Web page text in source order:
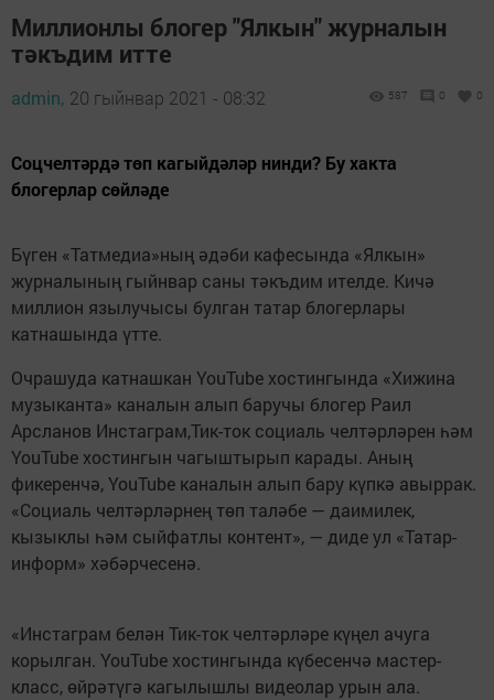
Миллионлы блогер "Ялкын" журналын
тәкъдим итте
admin, 20 гыйнвар 2021 - 08:32 587 0 0
Соцчелтәрдә төп кагыйдәләр нинди? Бу хакта
блогерлар сөйләде
Бүген «Татмедиа»ның әдәби кафесында «Ялкын»
журналының гыйнвар саны тәкъдим ителде. Кичә
миллион язылучысы булган татар блогерлары
катнашында үтте.
Очрашуда катнашкан YouTube хостингында «Хижина
музыканта» каналын алып баручы блогер Раил
Арсланов Инстаграм,Тик-ток социаль челтәрләрен һәм
YouTube хостингын чагыштырып карады. Аның
фикеренчә, YouTube каналын алып бару күпкә авыррак.
«Социаль челтәрләрнең төп таләбе — даимилек,
кызыклы һәм сыйфатлы контент», — диде ул «Татар-
информ» хәбәрчесенә.
«Инстаграм белән Тик-ток челтәрләре күңел ачуга
корылган. YouTube хостингында күбесенчә мастер-
класс, өйрәтүгә кагылышлы видеолар урын ала.